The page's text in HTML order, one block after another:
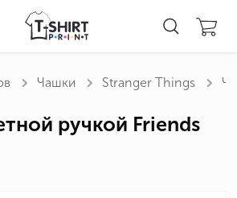
Чашки Stranger Things
ручкой Friends